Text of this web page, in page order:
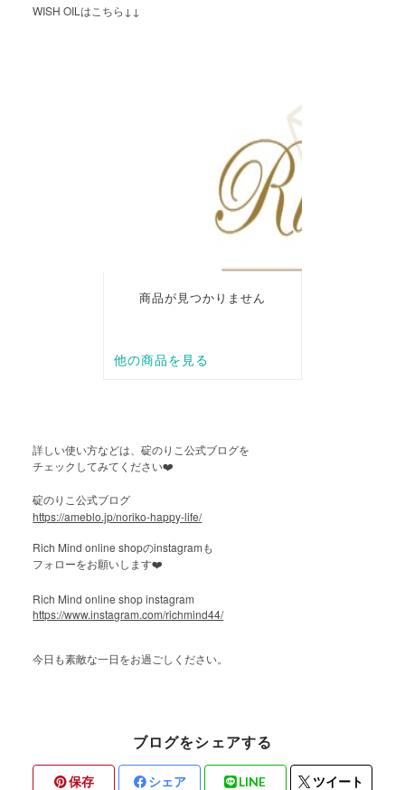
WISH OILはこちら ↓↓
詳しい使い方などは、碇のりこ公式ブログを
チェックしてみてください❤️
碇のりこ公式ブログ
https://ameblo.jp/noriko-happy-life/
Rich Mind online shopのinstagram も
フォローをお願いします❤️
Rich Mind online shop instagram
https://www.instagram.com/richmind44/
今日も素敵な一日をお過ごしください。
ブログをシェアする
保存 シェア LINE ツイート